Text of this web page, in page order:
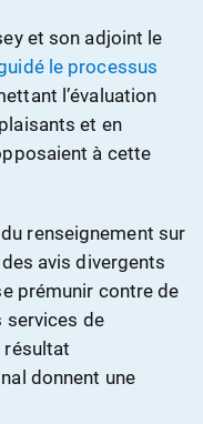
et son adjoint le
le processus
l’évaluation
et en
à cette
renseignement sur
avis divergents
prémunir contre de
services de
résultat
donnent une